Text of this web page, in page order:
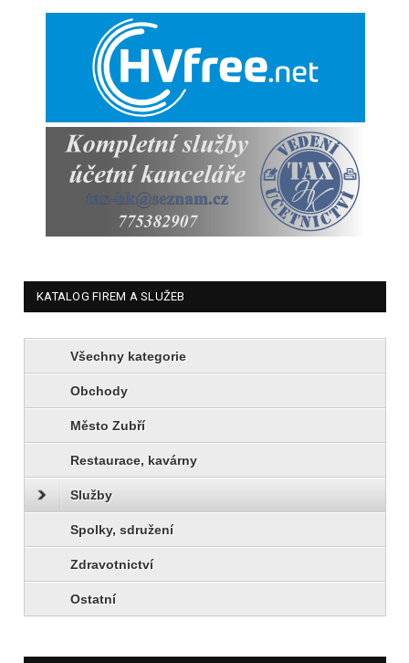
KATALOG FIREM A SLUŽEB
Všechny kategorie
Obchody
Město Zubří
Restaurace, kavárny
Služby
Spolky, sdružení
Zdravotnictví
Ostatní